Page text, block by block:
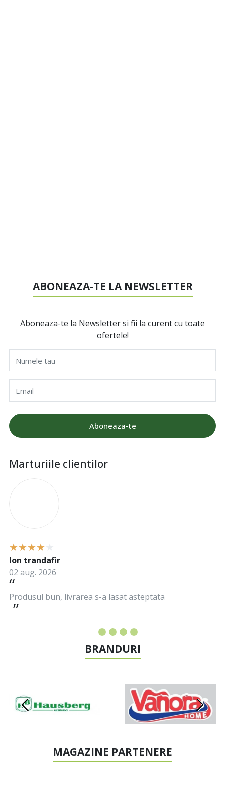
ABONEAZA-TE LA NEWSLETTER
Aboneaza-te la Newsletter si fii la curent cu toate
ofertele!
Numele tau
Email
Aboneaza-te
Marturiile clientilor
Produsul bun, livrarea s-a lasat asteptata
Ion trandafir
02 aug. 2026
BRANDURI
MAGAZINE PARTENERE